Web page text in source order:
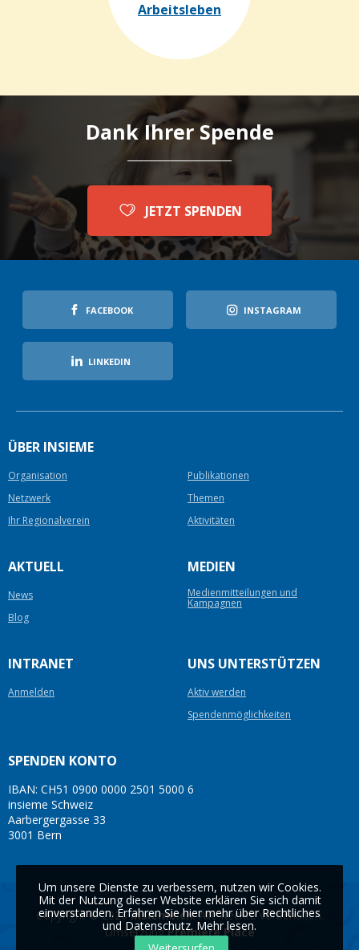
Arbeitsleben
Dank Ihrer Spende
JETZT SPENDEN
FACEBOOK INSTAGRAM
LINKEDIN
ÜBER INSIEME
Organisation
Publikationen
Netzwerk
Themen
Ihr Regionalverein
Aktivitäten
AKTUELL
News
Blog
MEDIEN
Medienmitteilungen und
Kampagnen
INTRANET
Anmelden
UNS UNTERSTÜTZEN
Aktiv werden
Spendenmöglichkeiten
SPENDEN KONTO
IBAN: CH51 0900 0000 2501 5000 6
insieme Schweiz
Aarbergergasse 33
3001 Bern
Copyright © 2026insieme.ch. Alle Rechte vorbehalten.
Umsetzung Première Place
Um unsere Dienste zu verbessern, nutzen wir Cookies.
Mit der Nutzung dieser Website erklären Sie sich damit
einverstanden. Erfahren Sie hier mehr über Rechtliches
und Datenschutz. Mehr lesen.